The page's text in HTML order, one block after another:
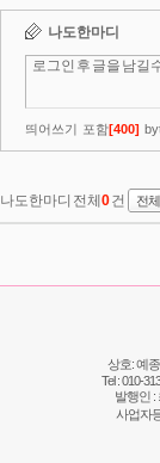
상호: 예
Tel : 010-
발행인 :
사업자